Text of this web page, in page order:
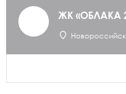
ЖК «ОБЛАКА
Новороссийск